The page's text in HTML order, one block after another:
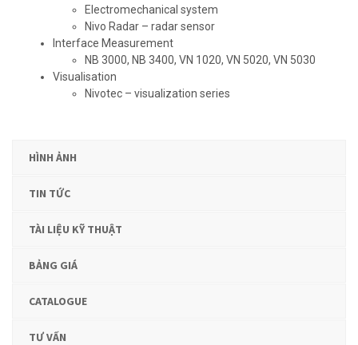
Electromechanical system
Nivo Radar – radar sensor
Interface Measurement
NB 3000, NB 3400, VN 1020, VN 5020, VN 5030
Visualisation
Nivotec – visualization series
HÌNH ẢNH
TIN TỨC
TÀI LIỆU KỸ THUẬT
BẢNG GIÁ
CATALOGUE
TƯ VẤN